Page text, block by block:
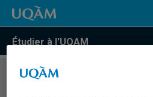
Étudier à l'UQAM
COURS//